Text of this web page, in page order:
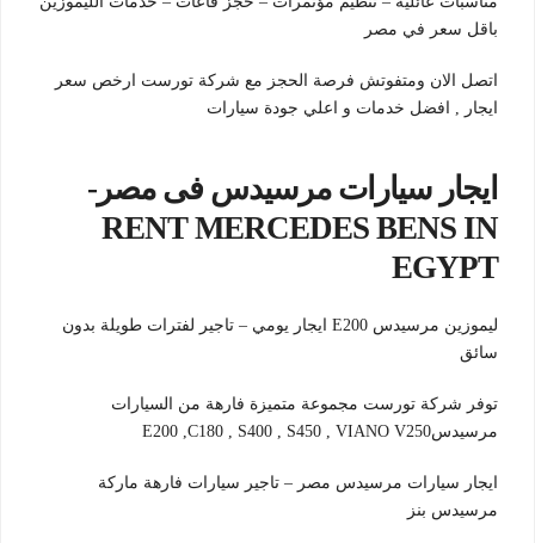
باقل سعر في مصر
اتصل الان ومتفوتش فرصة الحجز مع شركة تورست ارخص سعر
ايجار , افضل خدمات و اعلي جودة سيارات
ايجار سيارات مرسيدس فى مصر-
RENT MERCEDES BENS IN
EGYPT
ليموزين مرسيدس E200 ايجار يومي – تاجير لفترات طويلة بدون
سائق
توفر شركة تورست مجموعة متميزة فارهة من السيارات
مرسيدسE200 ,C180 , S400 , S450 , VIANO V250
ايجار سيارات مرسيدس مصر – تاجير سيارات فارهة ماركة
مرسيدس بنز